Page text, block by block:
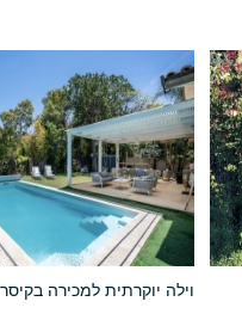
וילה יוקרתית למכירה